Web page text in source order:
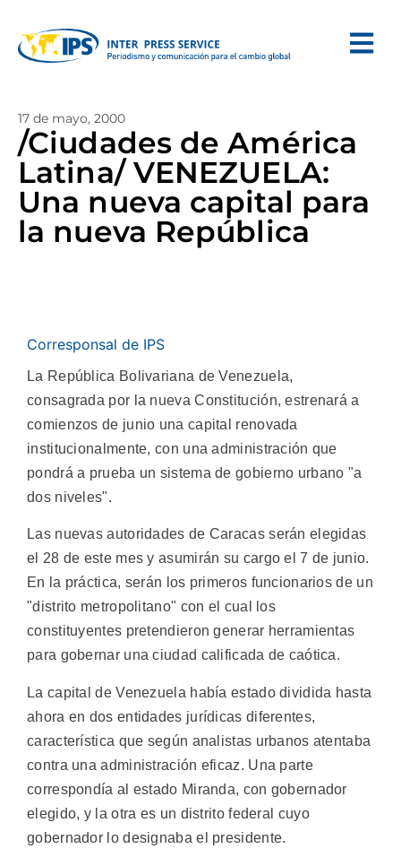
17 de mayo, 2000
/Ciudades de América
Latina/ VENEZUELA:
Una nueva capital para
la nueva República
Corresponsal de IPS
La República Bolivariana de Venezuela,
consagrada por la nueva Constitución, estrenará a
comienzos de junio una capital renovada
institucionalmente, con una administración que
pondrá a prueba un sistema de gobierno urbano "a
dos niveles".
Las nuevas autoridades de Caracas serán elegidas
el 28 de este mes y asumirán su cargo el 7 de junio.
En la práctica, serán los primeros funcionarios de un
"distrito metropolitano" con el cual los
constituyentes pretendieron generar herramientas
para gobernar una ciudad calificada de caótica.
La capital de Venezuela había estado dividida hasta
ahora en dos entidades jurídicas diferentes,
característica que según analistas urbanos atentaba
contra una administración eficaz. Una parte
correspondía al estado Miranda, con gobernador
elegido, y la otra es un distrito federal cuyo
gobernador lo designaba el presidente.